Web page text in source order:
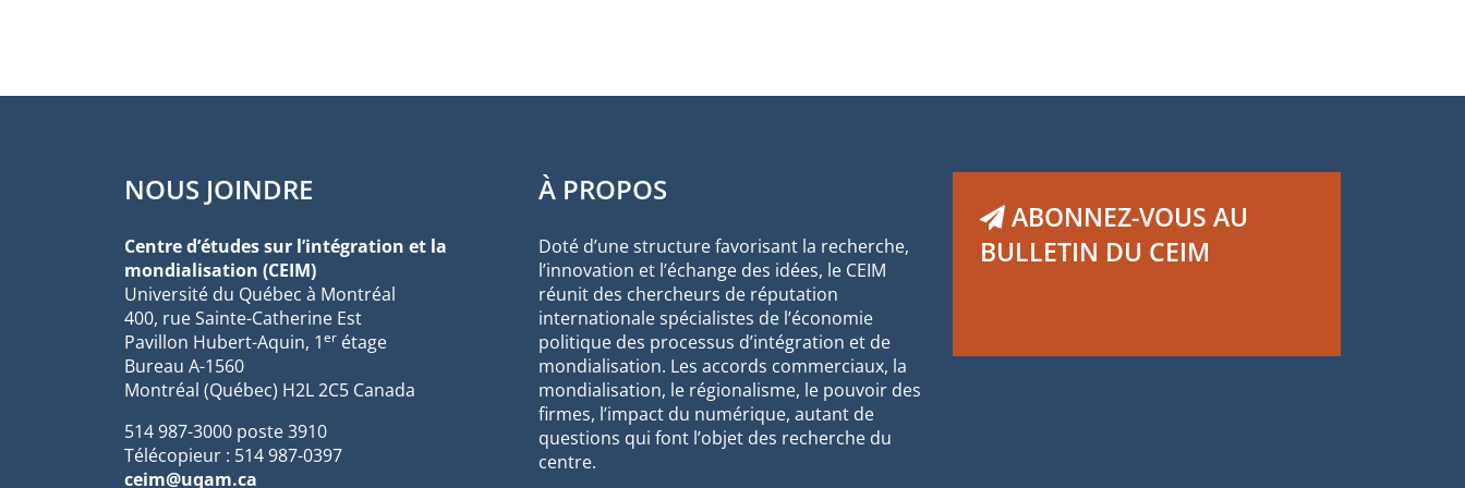
NOUS JOINDRE
Centre d’études sur l’intégration et la
mondialisation (CEIM)
Université du Québec à Montréal
400, rue Sainte-Catherine Est
Pavillon Hubert-Aquin, 1er étage
Bureau A-1560
Montréal (Québec) H2L 2C5 Canada
514 987-3000 poste 3910
Télécopieur : 514 987-0397
ceim@uqam.ca
À PROPOS
Doté d’une structure favorisant la recherche,
l’innovation et l’échange des idées, le CEIM
réunit des chercheurs de réputation
internationale spécialistes de l’économie
politique des processus d’intégration et de
mondialisation. Les accords commerciaux, la
mondialisation, le régionalisme, le pouvoir des
firmes, l’impact du numérique, autant de
questions qui font l’objet des recherche du
centre.
ABONNEZ-VOUS AU
BULLETIN DU CEIM